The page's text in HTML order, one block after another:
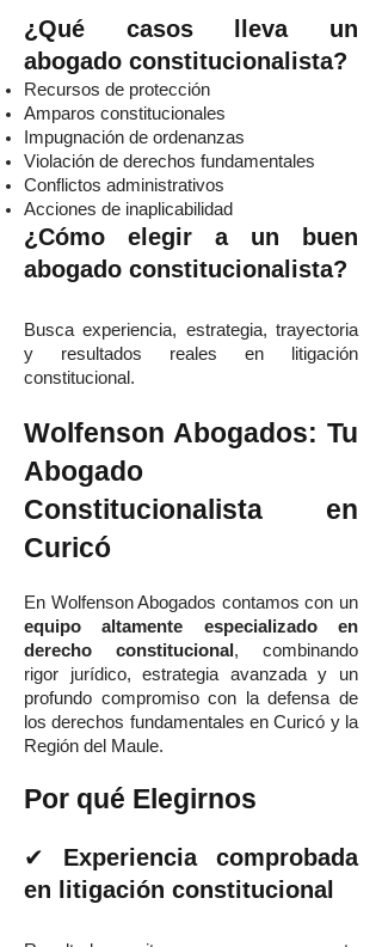
¿Qué casos lleva un
abogado constitucionalista?
Recursos de protección
Amparos constitucionales
Impugnación de ordenanzas
Violación de derechos fundamentales
Conflictos administrativos
Acciones de inaplicabilidad
¿Cómo elegir a un buen
abogado constitucionalista?
Busca experiencia, estrategia, trayectoria
y resultados reales en litigación
constitucional.
Wolfenson Abogados: Tu
Abogado
Constitucionalista en
Curicó
En Wolfenson Abogados contamos con un
equipo altamente especializado en
derecho constitucional , combinando
rigor jurídico, estrategia avanzada y un
profundo compromiso con la defensa de
los derechos fundamentales en Curicó y la
Región del Maule.
Por qué Elegirnos
✔ Experiencia comprobada
en litigación constitucional